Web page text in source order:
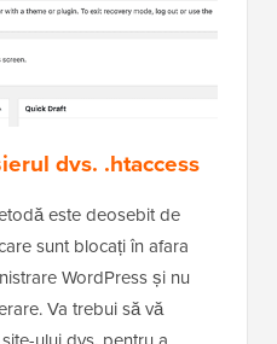
dvs. .htaccess
este deosebit de
sunt blocați în afara
WordPress și nu
Va trebui să vă